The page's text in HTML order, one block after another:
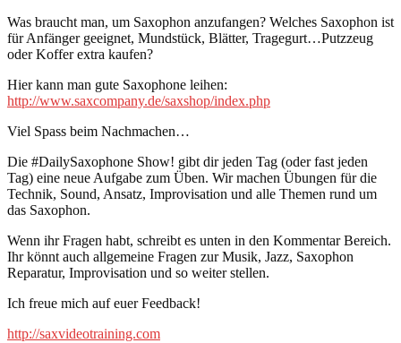
Was braucht man, um Saxophon anzufangen? Welches Saxophon ist
für Anfänger geeignet, Mundstück, Blätter, Tragegurt…Putzzeug
oder Koffer extra kaufen?
Hier kann man gute Saxophone leihen:
http://www.saxcompany.de/saxshop/index.php
Viel Spass beim Nachmachen…
Die #DailySaxophone Show! gibt dir jeden Tag (oder fast jeden
Tag) eine neue Aufgabe zum Üben. Wir machen Übungen für die
Technik, Sound, Ansatz, Improvisation und alle Themen rund um
das Saxophon.
Wenn ihr Fragen habt, schreibt es unten in den Kommentar Bereich.
Ihr könnt auch allgemeine Fragen zur Musik, Jazz, Saxophon
Reparatur, Improvisation und so weiter stellen.
Ich freue mich auf euer Feedback!
http://saxvideotraining.com